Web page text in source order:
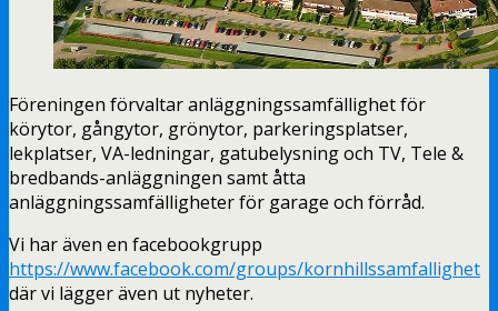
Föreningen förvaltar anläggningssamfällighet för
körytor, gångytor, grönytor, parkeringsplatser,
lekplatser, VA-ledningar, gatubelysning och TV, Tele &
bredbands-anläggningen samt åtta
anläggningssamfälligheter för garage och förråd.
Vi har även en facebookgrupp
https://www.facebook.com/groups/kornhillssamfallighet
där vi lägger även ut nyheter.